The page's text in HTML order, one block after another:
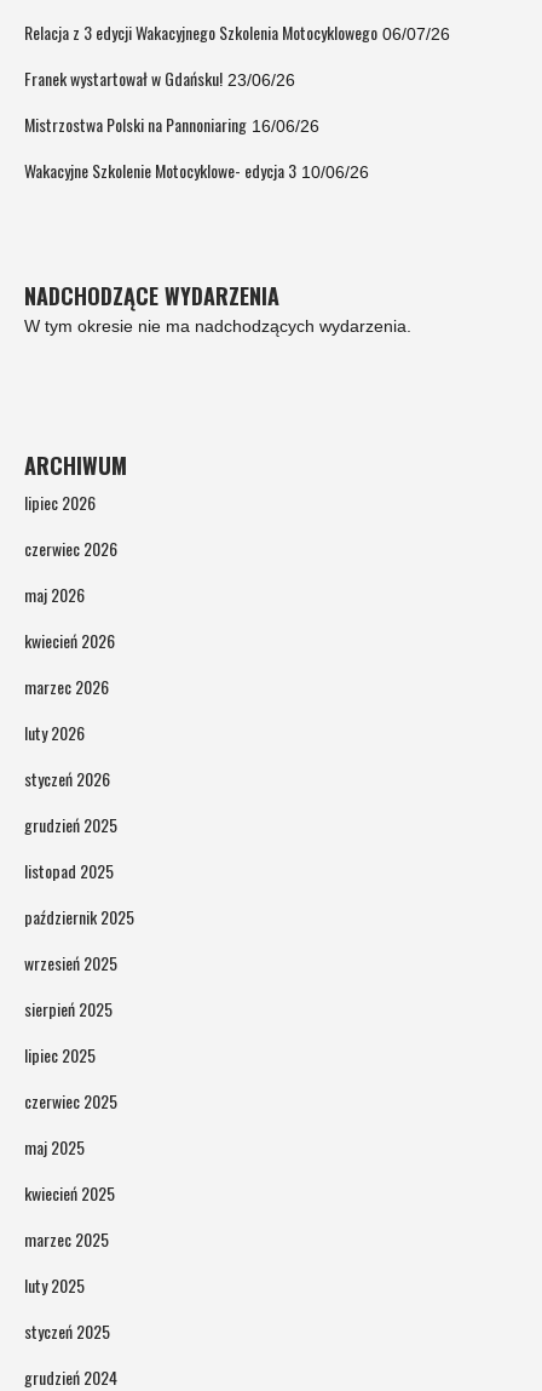
Relacja z 3 edycji Wakacyjnego Szkolenia Motocyklowego 06/07/26
Franek wystartował w Gdańsku! 23/06/26
Mistrzostwa Polski na Pannoniaring 16/06/26
Wakacyjne Szkolenie Motocyklowe- edycja 3 10/06/26
NADCHODZĄCE WYDARZENIA
W tym okresie nie ma nadchodzących wydarzenia.
ARCHIWUM
lipiec 2026
czerwiec 2026
maj 2026
kwiecień 2026
marzec 2026
luty 2026
styczeń 2026
grudzień 2025
listopad 2025
październik 2025
wrzesień 2025
sierpień 2025
lipiec 2025
czerwiec 2025
maj 2025
kwiecień 2025
marzec 2025
luty 2025
styczeń 2025
grudzień 2024